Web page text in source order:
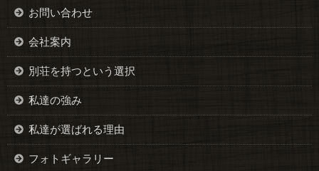
お問い合わせ
会社案内
別荘を持つという選択
私達の強み
私達が選ばれる理由
フォトギャラリー